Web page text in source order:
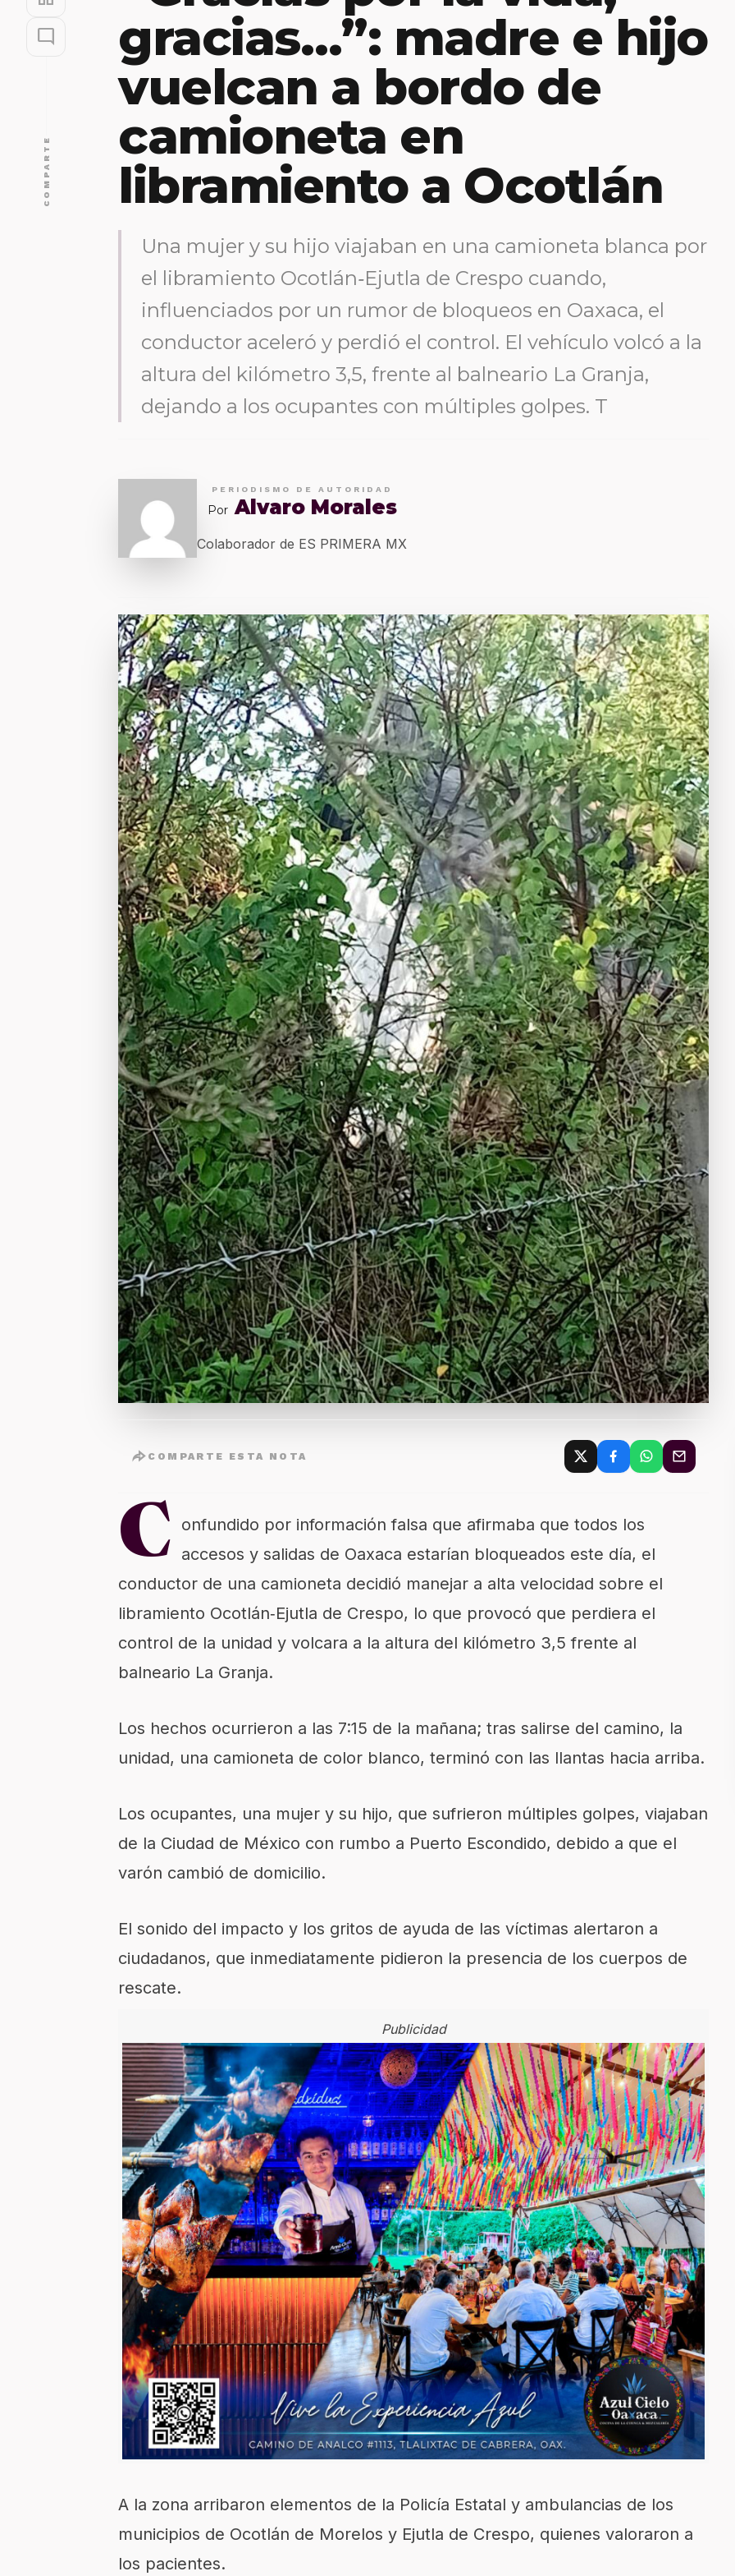
mode_comment
COMPARTE
gracias…”: madre e hijo
vuelcan a bordo de
camioneta en
libramiento a Ocotlán
Una mujer y su hijo viajaban en una camioneta blanca por
el libramiento Ocotlán‑Ejutla de Crespo cuando,
influenciados por un rumor de bloqueos en Oaxaca, el
conductor aceleró y perdió el control. El vehículo volcó a la
altura del kilómetro 3,5, frente al balneario La Granja,
dejando a los ocupantes con múltiples golpes. T
PERIODISMO DE AUTORIDAD
Por Alvaro Morales
Colaborador de ES PRIMERA MX
COMPARTE ESTA NOTA
C onfundido por información falsa que afirmaba que todos los
accesos y salidas de Oaxaca estarían bloqueados este día, el
conductor de una camioneta decidió manejar a alta velocidad sobre el
libramiento Ocotlán‑Ejutla de Crespo, lo que provocó que perdiera el
control de la unidad y volcara a la altura del kilómetro 3,5 frente al
balneario La Granja.
Los hechos ocurrieron a las 7:15 de la mañana; tras salirse del camino, la
unidad, una camioneta de color blanco, terminó con las llantas hacia arriba.
Los ocupantes, una mujer y su hijo, que sufrieron múltiples golpes, viajaban
de la Ciudad de México con rumbo a Puerto Escondido, debido a que el
varón cambió de domicilio.
El sonido del impacto y los gritos de ayuda de las víctimas alertaron a
ciudadanos, que inmediatamente pidieron la presencia de los cuerpos de
rescate.
Publicidad
A la zona arribaron elementos de la Policía Estatal y ambulancias de los
municipios de Ocotlán de Morelos y Ejutla de Crespo, quienes valoraron a
los pacientes.